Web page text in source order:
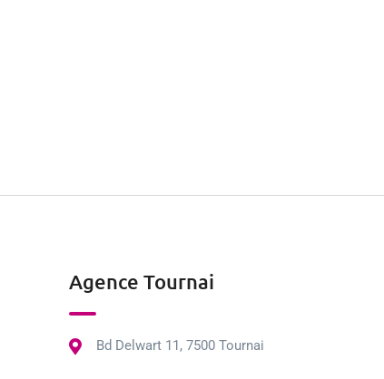
Agence Tournai
Bd Delwart 11, 7500 Tournai